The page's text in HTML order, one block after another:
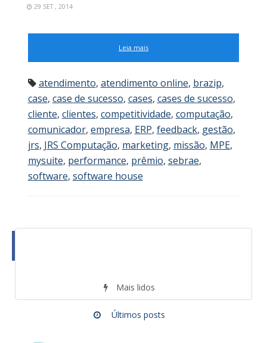
29 SET , 2014
Leia mais
atendimento, atendimento online, brazip,
case, case de sucesso, cases, cases de sucesso,
cliente, clientes, competitividade, computação,
comunicador, empresa, ERP, feedback, gestão,
jrs, JRS Computação, marketing, missão, MPE,
mysuite, performance, prêmio, sebrae,
software, software house
Mais lidos
Últimos posts